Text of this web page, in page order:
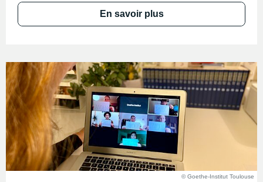
En savoir plus
© Goethe-Institut Toulouse